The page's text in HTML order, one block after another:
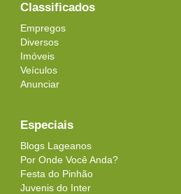
Classificados
Empregos
Diversos
Imóveis
Veículos
Anunciar
Especiais
Blogs Lageanos
Por Onde Você Anda?
Festa do Pinhão
Juvenis do Inter